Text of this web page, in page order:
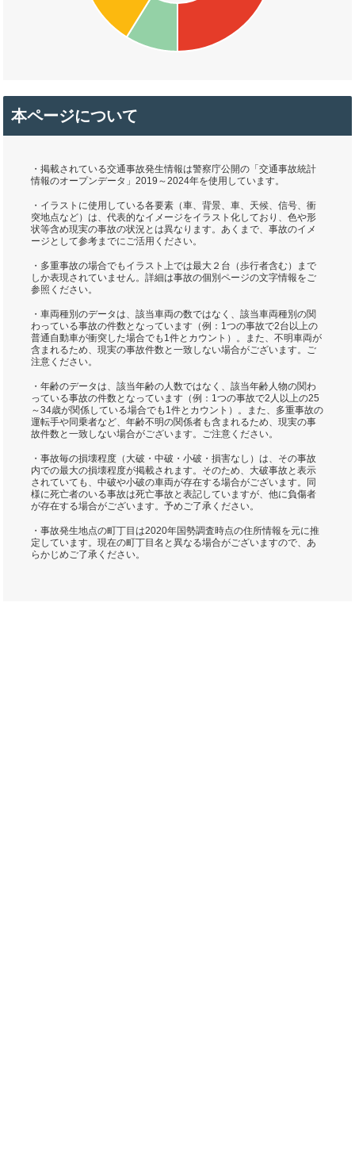
本ページについて
・掲載されている交通事故発生情報は警察庁公開の「交通事故統計
情報のオープンデータ」2019～2024年を使用しています。
・イラストに使用している各要素（車、背景、車、天候、信号、衝
突地点など）は、代表的なイメージをイラスト化しており、色や形
状等含め現実の事故の状況とは異なります。あくまで、事故のイメ
ージとして参考までにご活用ください。
・多重事故の場合でもイラスト上では最大２台（歩行者含む）まで
しか表現されていません。詳細は事故の個別ページの文字情報をご
参照ください。
・車両種別のデータは、該当車両の数ではなく、該当車両種別の関
わっている事故の件数となっています（例：1つの事故で2台以上の
普通自動車が衝突した場合でも1件とカウント）。また、不明車両が
含まれるため、現実の事故件数と一致しない場合がございます。ご
注意ください。
・年齢のデータは、該当年齢の人数ではなく、該当年齢人物の関わ
っている事故の件数となっています（例：1つの事故で2人以上の25
～34歳が関係している場合でも1件とカウント）。また、多重事故の
運転手や同乗者など、年齢不明の関係者も含まれるため、現実の事
故件数と一致しない場合がございます。ご注意ください。
・事故毎の損壊程度（大破・中破・小破・損害なし）は、その事故
内での最大の損壊程度が掲載されます。そのため、大破事故と表示
されていても、中破や小破の車両が存在する場合がございます。同
様に死亡者のいる事故は死亡事故と表記していますが、他に負傷者
が存在する場合がございます。予めご了承ください。
・事故発生地点の町丁目は2020年国勢調査時点の住所情報を元に推
定しています。現在の町丁目名と異なる場合がございますので、あ
らかじめご了承ください。